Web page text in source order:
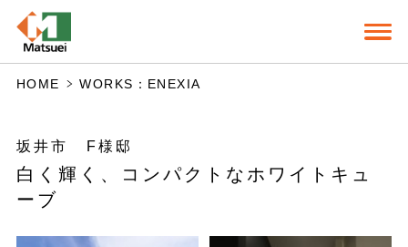
HOME WORKS：ENEXIA
坂井市 F様邸
白く輝く、コンパクトなホワイトキュ
ーブ